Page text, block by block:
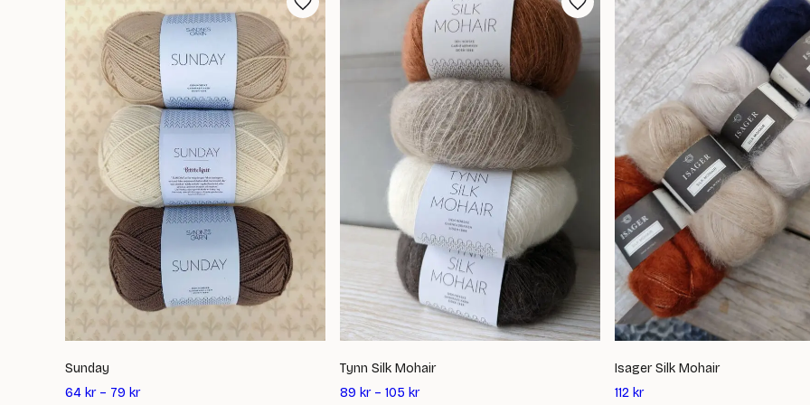
Sunday
64 kr – 79 kr
Tynn Silk Mohair
89 kr – 105 kr
Isager Silk Mohair
112 krDet